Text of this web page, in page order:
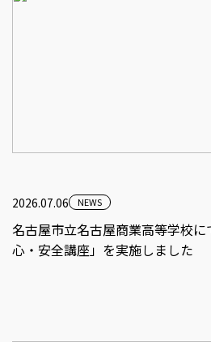
2026.07.06 NEWS
名古屋市立名古屋商業高等学校
心・安全講座」を実施しました